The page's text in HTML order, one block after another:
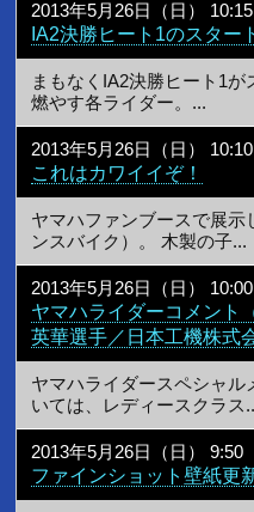
2013年5月26日（日） 10:15
IA2決勝ヒート1のスター
まもなくIA2決勝ヒート1
燃やす各ライダー。...
2013年5月26日（日） 10:10
これはカワイイぞ！
ヤマハファンブースで展
ンスバイク）。 木製の子...
2013年5月26日（日） 10:00
ヤマハライダーコメント
英華選手／日本工機株式
ヤマハライダースペシャ
いては、レディースクラス
2013年5月26日（日） 9:50
ファインショット壁紙更